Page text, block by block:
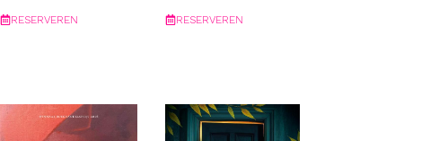
RESERVEREN RESERVEREN